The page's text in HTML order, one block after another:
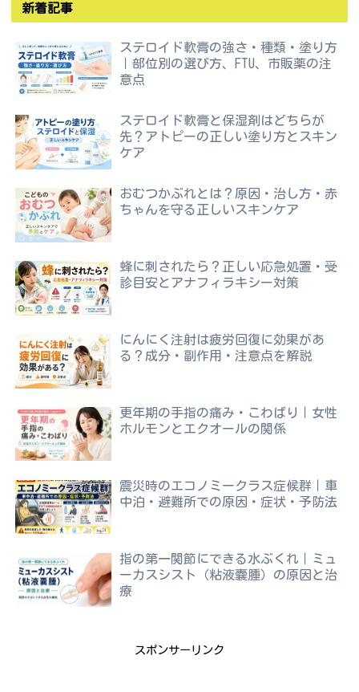
新着記事
ステロイド軟膏の強さ・種類・塗り方
｜部位別の選び方、FTU、市販薬の注
意点
ステロイド軟膏と保湿剤はどちらが
先？アトピーの正しい塗り方とスキン
ケア
おむつかぶれとは？原因・治し方・赤
ちゃんを守る正しいスキンケア
蜂に刺されたら？正しい応急処置・受
診目安とアナフィラキシー対策
にんにく注射は疲労回復に効果があ
る？成分・副作用・注意点を解説
更年期の手指の痛み・こわばり｜女性
ホルモンとエクオールの関係
震災時のエコノミークラス症候群｜車
中泊・避難所での原因・症状・予防法
指の第一関節にできる水ぶくれ｜ミュ
ーカスシスト（粘液嚢腫）の原因と治
療
スポンサーリンク